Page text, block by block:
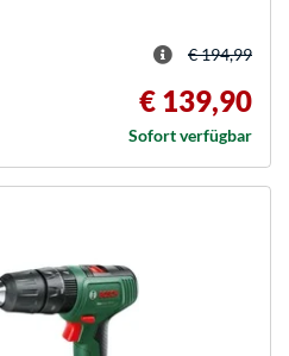
€ 194,99
€ 139,90
Sofort verfügbar